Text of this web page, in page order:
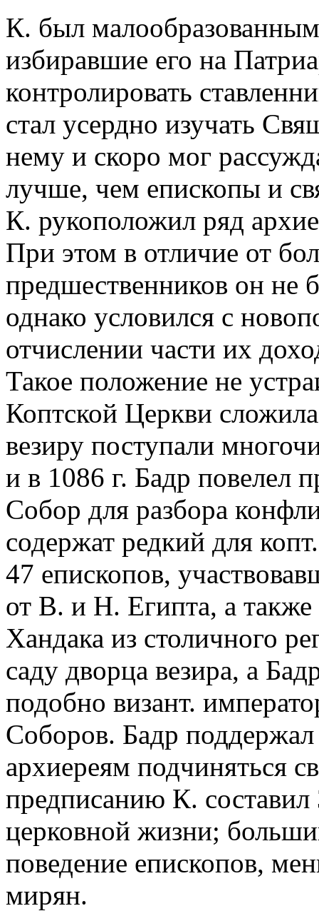
К. был
избиравшие его на
контролировать
стал усердно изучать
нему и скоро мог
лучше, чем епископы и
К. рукоположил ряд
При этом в отличие от
предшественников он не
однако условился с
отчислении части их
Такое положение не
Коптской Церкви
везиру поступали
и в 1086 г. Бадр повелел
Собор для разбора
содержат редкий для
47 епископов,
от В. и Н. Египта, а
Хандака из столичного
саду дворца везира, а
подобно визант.
Соборов. Бадр поддержал
архиереям подчиняться
предписанию К.
церковной жизни;
поведение епископов,
мирян.